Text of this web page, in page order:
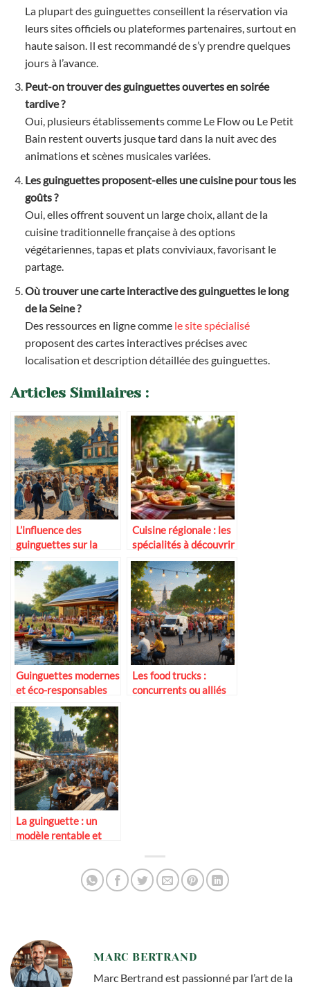
La plupart des guinguettes conseillent la réservation via
leurs sites officiels ou plateformes partenaires, surtout en
haute saison. Il est recommandé de s’y prendre quelques
jours à l’avance.
Peut-on trouver des guinguettes ouvertes en soirée
tardive ?
Oui, plusieurs établissements comme Le Flow ou Le Petit
Bain restent ouverts jusque tard dans la nuit avec des
animations et scènes musicales variées.
Les guinguettes proposent-elles une cuisine pour tous les
goûts ?
Oui, elles offrent souvent un large choix, allant de la
cuisine traditionnelle française à des options
végétariennes, tapas et plats conviviaux, favorisant le
partage.
Où trouver une carte interactive des guinguettes le long
de la Seine ?
Des ressources en ligne comme le site spécialisé
proposent des cartes interactives précises avec
localisation et description détaillée des guinguettes.
Articles Similaires :
L’influence des
guinguettes sur la
gastronomie populaire
Cuisine régionale : les
spécialités à découvrir
dans les guinguettes
de Loire
Guinguettes modernes
et éco-responsables
Les food trucks :
concurrents ou alliés
La guinguette : un
modèle rentable et
MARC BERTRAND
Marc Bertrand est passionné par l’art de la